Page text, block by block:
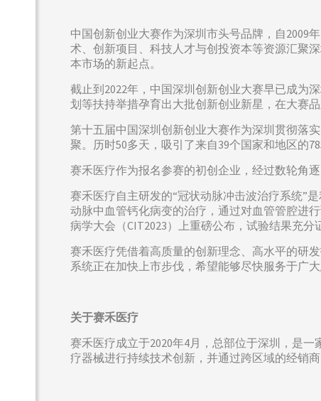
中国创新创业大赛作为深圳市头号品牌，自2009
术、创新项目、科技人才与创投资本等资源汇聚
本市场的新起点。
截止到2022年，中国深圳创新创业大赛早已成为
划等扶持举措孕育出大批创新创业新星，在大赛
第十五届中国深圳创新创业大赛作为深圳贯彻落
聚。历时50多天，吸引了来自39个国家和地区的
赛禾医疗作为报名参赛的初创企业，经过数轮角
赛禾医疗自主研发的“冠状动脉冲击波治疗系统”
动脉中血管钙化病变的治疗，通过对血管管腔进
病学大会（CIT2023）上重磅公布，试验结果充
赛禾医疗凭借着高质量的创新理念、高水平的研
系统正在加快上市步伐，希望能够尽快服务于广大
关于赛禾医疗
赛禾医疗成立于2020年4月，总部位于深圳，是
疗器械进行持续技术创新，并通过跨区域的经销